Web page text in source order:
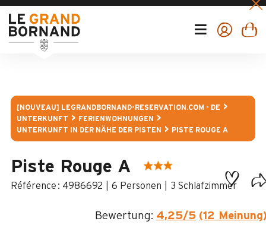
[NOUVEAU] LEGRANDBORNAND-RESERVATION.COM - DE
UNTERKUNFT
FERIENWOHNUNGEN
UNTERKUNFT IN DER NÄHE DER PISTEN
PISTE ROUGE A
Piste Rouge A
: 4986692 6 Personen 3 Schlafzimmer
Bewertung: 4,25/5 (12